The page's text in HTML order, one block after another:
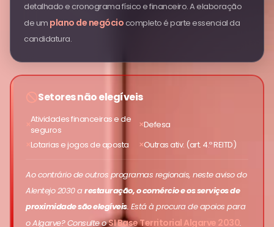
detalhado e cronograma físico e financeiro. A elaboração
de um plano de negóciocompleto é parte essencial da
candidatura.
Setores não elegíveis
Atividades financeiras e de
seguros
Defesa
Lotarias e jogos de aposta
Outras ativ. (art. 4.º REITD)
Ao contrário de outros programas regionais, neste aviso do
Alentejo 2030 arestauração, o comércio e os serviços de
proximidade são elegíveis. Está à procura de apoios para
o Algarve? Consulte oSI Base Territorial Algarve 2030.